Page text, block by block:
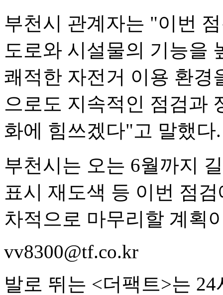
부천시 관계자는 "이번
도로와 시설물의 기능을
쾌적한 자전거 이용 환
으로도 지속적인 점검과
화에 힘쓰겠다"고 말했다.
부천시는 오는 6월까지
표시 재도색 등 이번 점
차적으로 마무리할 계획
vv8300@tf.co.kr
발로 뛰는 <더팩트>는